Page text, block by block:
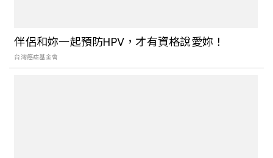
伴侶和妳一起預防HPV，才有資格說愛妳！
台灣癌症基金會